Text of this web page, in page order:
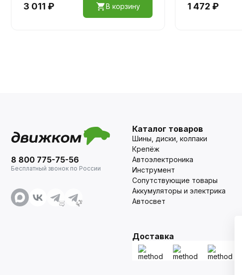
3 011 ₽ В корзину 1 472 ₽
8 800 775-75-56
Бесплатный звонок по России
Каталог товаров
Шины, диски, колпаки
Крепёж
Автоэлектроника
Инструмент
Сопутствующие товары
Аккумуляторы и электрика
Автосвет
Доставка